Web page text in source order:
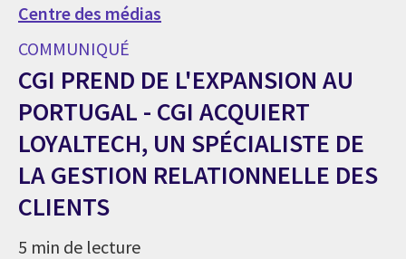
Centre des médias
COMMUNIQUÉ
CGI PREND DE L'EXPANSION AU
PORTUGAL - CGI ACQUIERT
LOYALTECH, UN SPÉCIALISTE DE
LA GESTION RELATIONNELLE DES
CLIENTS
5 min de lecture